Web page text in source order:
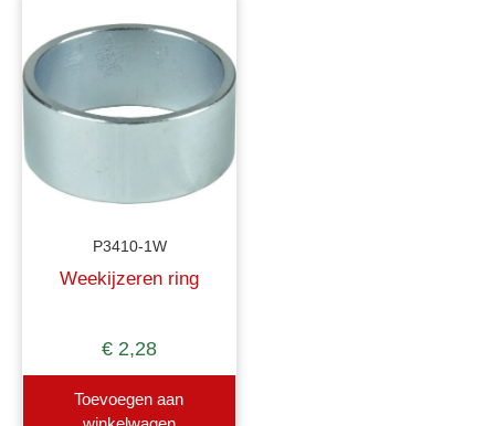
P3410-1W
Weekijzeren ring
€ 2,28
Toevoegen aan